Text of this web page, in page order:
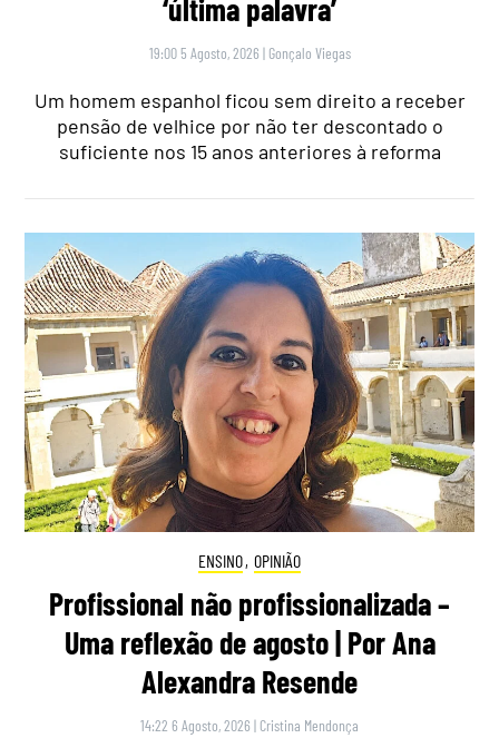
‘última palavra’
19:00 5 Agosto, 2026 | Gonçalo Viegas
Um homem espanhol ficou sem direito a receber
pensão de velhice por não ter descontado o
suficiente nos 15 anos anteriores à reforma
ENSINO, OPINIÃO
Profissional não profissionalizada –
Uma reflexão de agosto | Por Ana
Alexandra Resende
14:22 6 Agosto, 2026 | Cristina Mendonça